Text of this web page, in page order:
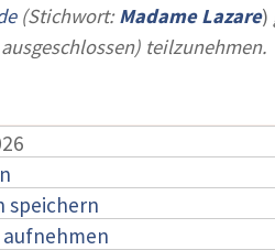
(Stichwort: Madame Lazare)
teilzunehmen.
speichern